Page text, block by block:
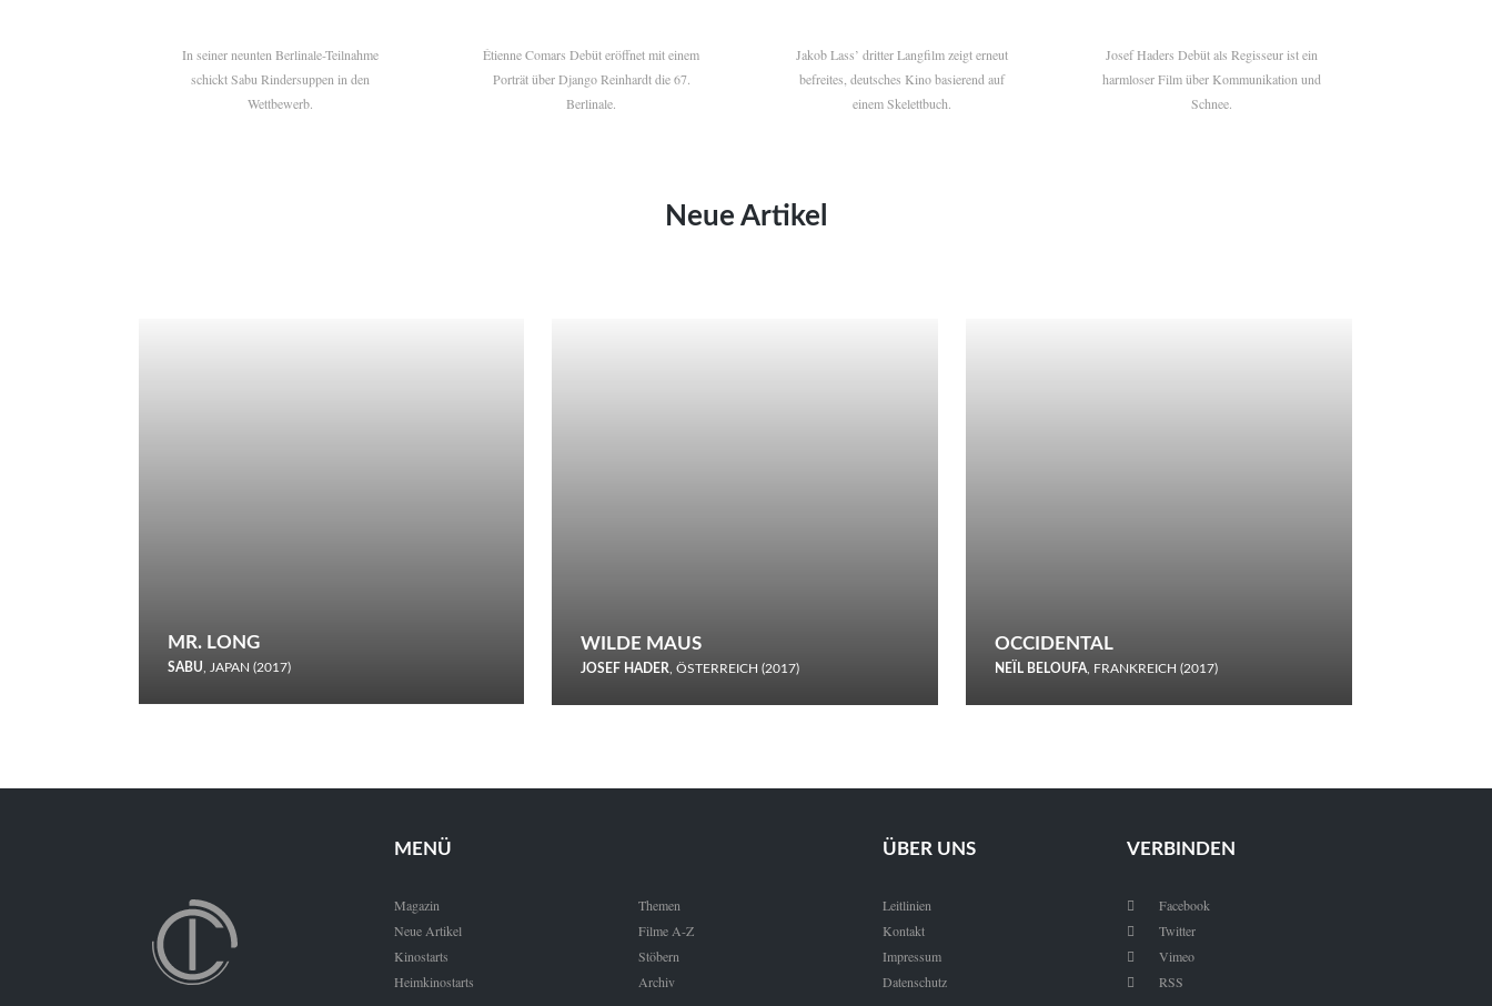
In seiner neunten Berlinale-Teilnahme
schickt Sabu Rindersuppen in den
Wettbewerb.
Étienne Comars Debüt eröffnet mit einem
Porträt über Django Reinhardt die 67.
Berlinale.
Jakob Lass’ dritter Langfilm zeigt erneut
befreites, deutsches Kino basierend auf
einem Skelettbuch.
Josef Haders Debüt als Regisseur ist ein
harmloser Film über Kommunikation und
Schnee.
Neue Artikel
MR. LONG
SABU , JAPAN (2017)
den Wettbewerb.
WILDE MAUS
JOSEF HADER , ÖSTERREICH (2017)
Schnee.
OCCIDENTAL
NEÏL BELOUFA, FRANKREICH (2017)
MENÜ
Magazin
Neue Artikel
Kinostarts
Heimkinostarts
Themen
Filme A-Z
Stöbern
Archiv
ÜBER UNS
Leitlinien
Kontakt
Impressum
Datenschutz
VERBINDEN
 Facebook
 Twitter
 Vimeo
 RSS